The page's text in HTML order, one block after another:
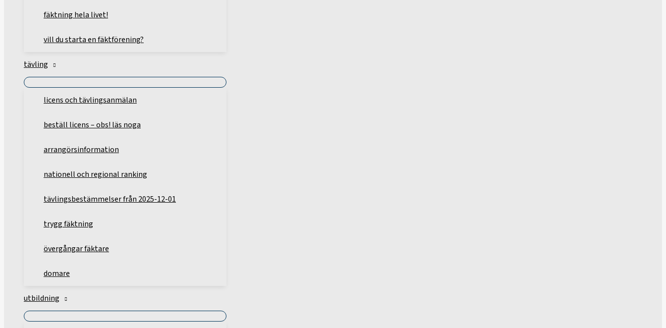
fäktning hela livet!
vill du starta en fäktförening?
tävling
licens och tävlingsanmälan
beställ licens – obs! läs noga
arrangörsinformation
nationell och regional ranking
tävlingsbestämmelser från 2025-12-01
trygg fäktning
övergångar fäktare
domare
utbildning